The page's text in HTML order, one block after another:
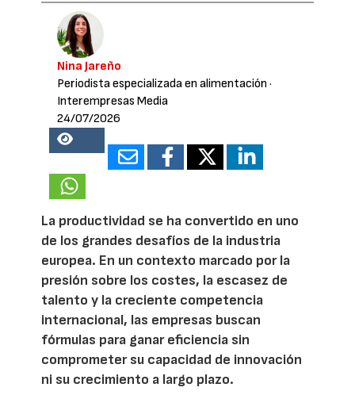
Nina Jareño
Periodista especializada en alimentación ·
Interempresas Media
24/07/2026
18347
La productividad se ha convertido en uno
de los grandes desafíos de la industria
europea. En un contexto marcado por la
presión sobre los costes, la escasez de
talento y la creciente competencia
internacional, las empresas buscan
fórmulas para ganar eficiencia sin
comprometer su capacidad de innovación
ni su crecimiento a largo plazo.